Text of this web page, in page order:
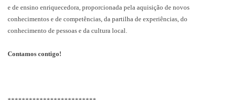
e de ensino enriquecedora, proporcionada pela aquisição de novos
conhecimentos e de competências, da partilha de experiências, do
conhecimento de pessoas e da cultura local.
Contamos contigo!